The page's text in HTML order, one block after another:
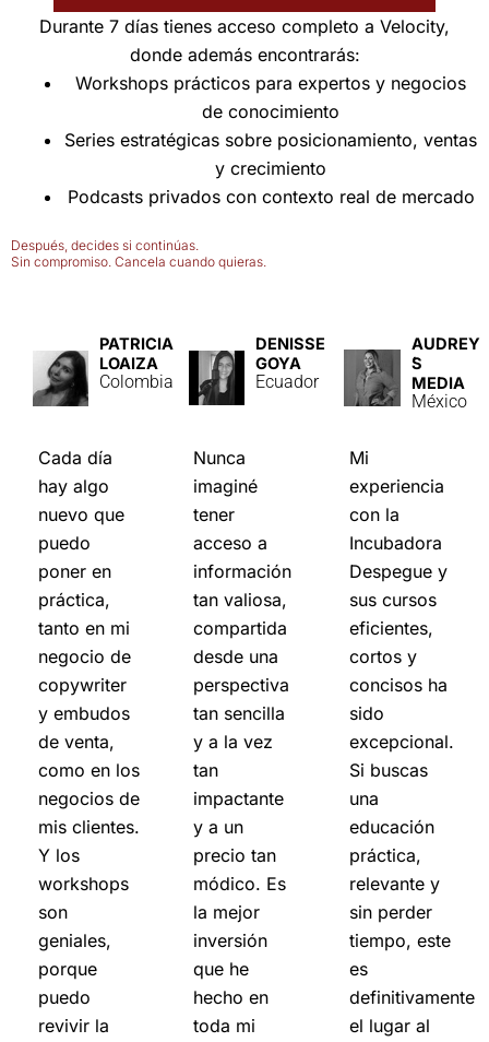
Durante 7 días tienes acceso completo a Velocity,
donde además encontrarás:
Workshops prácticos para expertos y negocios
de conocimiento
Series estratégicas sobre posicionamiento, ventas
y crecimiento
Podcasts privados con contexto real de mercado
Después, decides si continúas.
Sin compromiso. Cancela cuando quieras.
PATRICIA
LOAIZA
Colombia
Cada día
hay algo
nuevo que
puedo
poner en
práctica,
tanto en mi
negocio de
copywriter
y embudos
de venta,
como en los
negocios de
mis clientes.
Y los
workshops
son
geniales,
porque
puedo
revivir la
DENISSE
GOYA
Ecuador
Nunca
imaginé
tener
acceso a
información
tan valiosa,
compartida
desde una
perspectiva
tan sencilla
y a la vez
tan
impactante
y a un
precio tan
módico. Es
la mejor
inversión
que he
hecho en
toda mi
AUDREY
́S
MEDIA
México
Mi
experiencia
con la
Incubadora
Despegue y
sus cursos
eficientes,
cortos y
concisos ha
sido
excepcional.
Si buscas
una
educación
práctica,
relevante y
sin perder
tiempo, este
es
definitivamente
el lugar al